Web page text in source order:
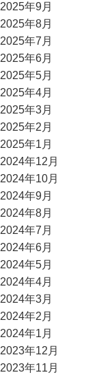
2025年9月
2025年8月
2025年7月
2025年6月
2025年5月
2025年4月
2025年3月
2025年2月
2025年1月
2024年12月
2024年10月
2024年9月
2024年8月
2024年7月
2024年6月
2024年5月
2024年4月
2024年3月
2024年2月
2024年1月
2023年12月
2023年11月